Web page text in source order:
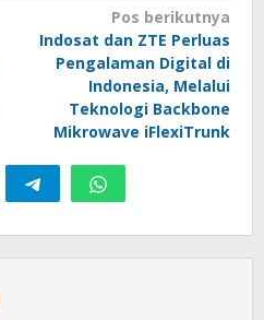
Pos berikutnya
Indosat dan ZTE Perluas
Pengalaman Digital di
Indonesia, Melalui
Teknologi Backbone
Mikrowave iFlexiTrunk